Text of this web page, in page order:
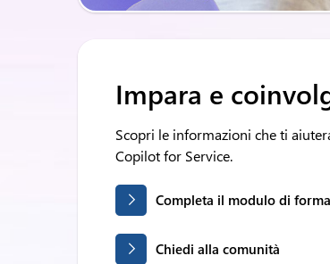
Impara e
Scopri le informazioni che ti
Copilot for Service.
Completa il modulo di
Chiedi alla comunità